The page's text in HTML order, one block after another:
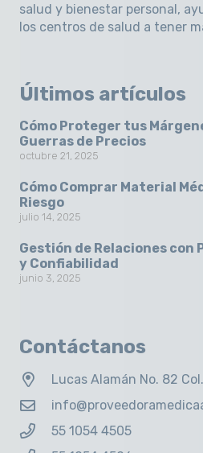
salud y bienestar personal,
los centros de salud a tener
Últimos artículos
Cómo Proteger tus
Guerras de Precios
octubre 21, 2025
Cómo Comprar Material
Riesgo
julio 14, 2025
Gestión de Relaciones con
y Confiabilidad
junio 3, 2025
Contáctanos
Lucas Alamán No. 82
55 1054 4505